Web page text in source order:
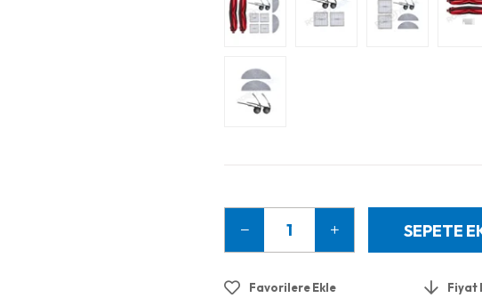
Favorilere Ekle Fiyat